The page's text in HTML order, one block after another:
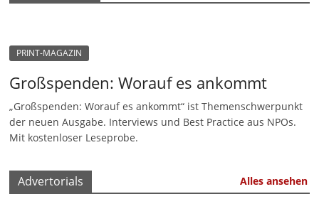
e
r
e
PRINT-MAGAZIN
Großspenden: Worauf es ankommt
„Großspenden: Worauf es ankommt“ ist Themenschwerpunkt
der neuen Ausgabe. Interviews und Best Practice aus NPOs.
Mit kostenloser Leseprobe.
Advertorials Alles ansehen